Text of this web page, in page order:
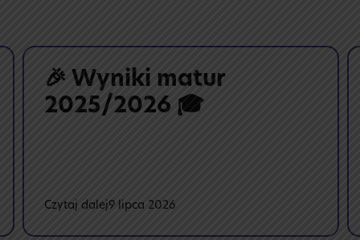
🎉 Wyniki matur
2025/2026 🎓
Czytaj dalej:9 lipca 2026